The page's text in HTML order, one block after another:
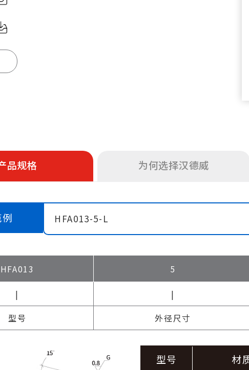
品规格 为何选择汉德威
HFA013-5-L
HFA013 5
| |
型号
外径尺寸
型号 材